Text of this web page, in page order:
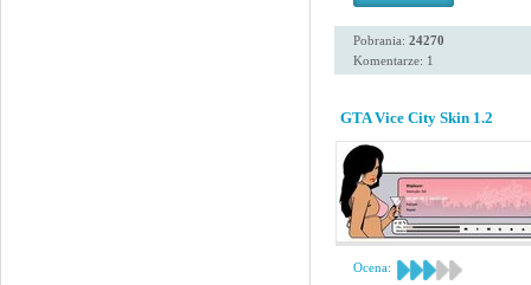
Pobrania: 24270
Komentarze: 1
GTA Vice City Skin 1.2
Ocena: